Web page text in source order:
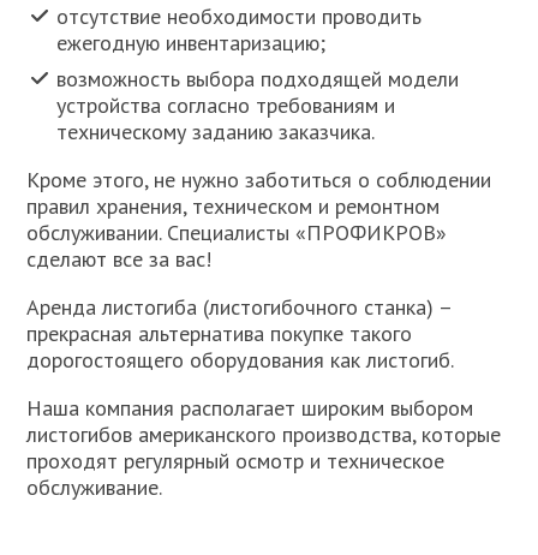
отсутствие необходимости проводить
ежегодную инвентаризацию;
возможность выбора подходящей модели
устройства согласно требованиям и
техническому заданию заказчика.
Кроме этого, не нужно заботиться о соблюдении
правил хранения, техническом и ремонтном
обслуживании. Специалисты «ПРОФИКРОВ»
сделают все за вас!
Аренда листогиба (листогибочного станка) –
прекрасная альтернатива покупке такого
дорогостоящего оборудования как листогиб.
Наша компания располагает широким выбором
листогибов американского производства, которые
проходят регулярный осмотр и техническое
обслуживание.